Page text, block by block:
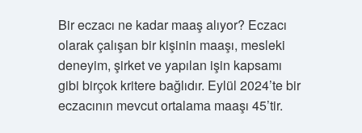
Bir eczacı ne kadar maaş alıyor? Eczacı
olarak çalışan bir kişinin maaşı, mesleki
deneyim, şirket ve yapılan işin kapsamı
gibi birçok kritere bağlıdır. Eylül 2024’te bir
eczacının mevcut ortalama maaşı 45’tir.